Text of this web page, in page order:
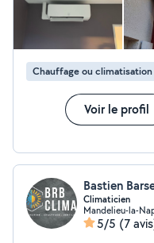
Chauffage ou climatisation
Voir le profil
Bastien
Climaticien
Mandelieu-la-
5/5 (7